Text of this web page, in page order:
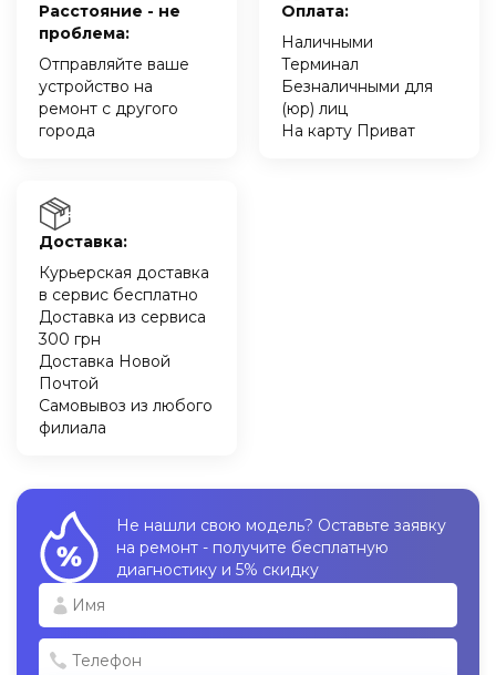
Расстояние - не
проблема:
Отправляйте ваше
устройство на
ремонт с другого
города
Оплата:
Наличными
Терминал
Безналичными для
(юр) лиц
На карту Приват
Доставка:
Курьерская доставка
в сервис бесплатно
Доставка из сервиса
300 грн
Доставка Новой
Почтой
Самовывоз из любого
филиала
Не нашли свою модель? Оставьте заявку
на ремонт - получите бесплатную
диагностику и 5% скидку